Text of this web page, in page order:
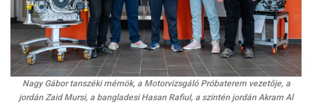
Nagy Gábor tanszéki mérnök, a Motorvizsgáló Próbaterem vezetője, a
jordán Zaid Mursi, a bangladesi Hasan Rafiul, a szintén jordán Akram Al